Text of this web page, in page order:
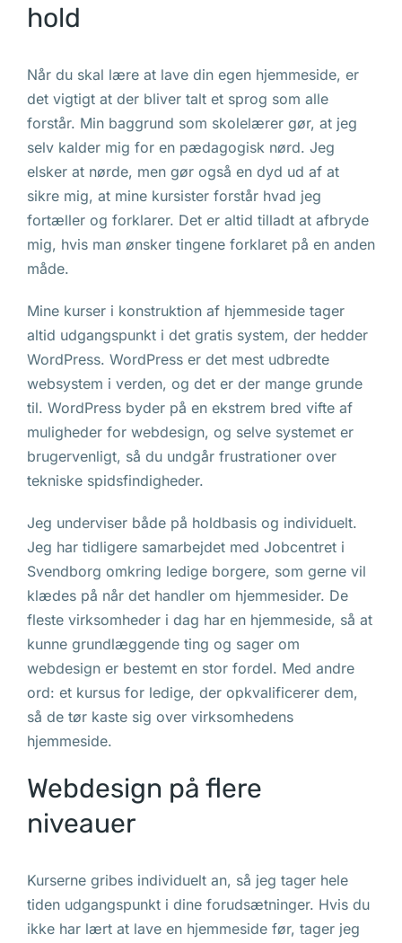
hold
Når du skal lære at lave din egen hjemmeside, er
det vigtigt at der bliver talt et sprog som alle
forstår. Min baggrund som skolelærer gør, at jeg
selv kalder mig for en pædagogisk nørd. Jeg
elsker at nørde, men gør også en dyd ud af at
sikre mig, at mine kursister forstår hvad jeg
fortæller og forklarer. Det er altid tilladt at afbryde
mig, hvis man ønsker tingene forklaret på en anden
måde.
Mine kurser i konstruktion af hjemmeside tager
altid udgangspunkt i det gratis system, der hedder
WordPress. WordPress er det mest udbredte
websystem i verden, og det er der mange grunde
til. WordPress byder på en ekstrem bred vifte af
muligheder for webdesign, og selve systemet er
brugervenligt, så du undgår frustrationer over
tekniske spidsfindigheder.
Jeg underviser både på holdbasis og individuelt.
Jeg har tidligere samarbejdet med Jobcentret i
Svendborg omkring ledige borgere, som gerne vil
klædes på når det handler om hjemmesider. De
fleste virksomheder i dag har en hjemmeside, så at
kunne grundlæggende ting og sager om
webdesign er bestemt en stor fordel. Med andre
ord: et kursus for ledige, der opkvalificerer dem,
så de tør kaste sig over virksomhedens
hjemmeside.
Webdesign på flere
niveauer
Kurserne gribes individuelt an, så jeg tager hele
tiden udgangspunkt i dine forudsætninger. Hvis du
ikke har lært at lave en hjemmeside før, tager jeg